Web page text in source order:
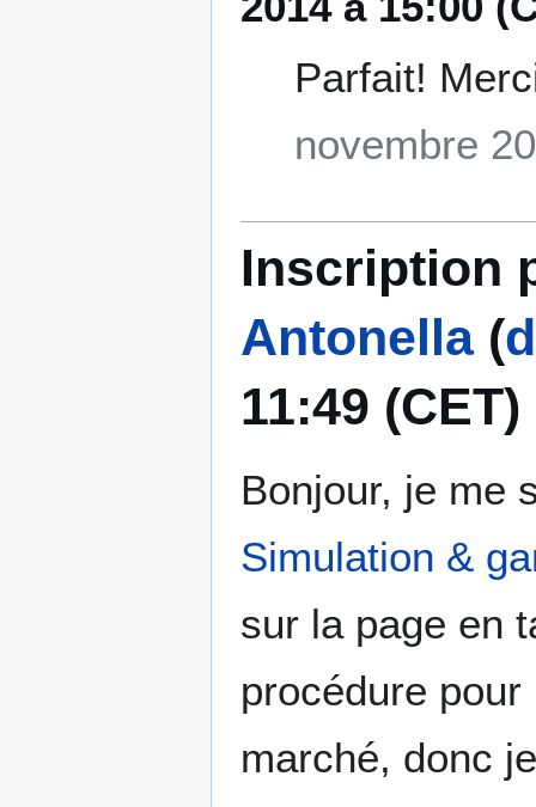
Parfait!
novembre
Inscription
Antonella(
11:49 (CET)
Bonjour, je me
Simulation &
sur la page en
procédure
marché, donc